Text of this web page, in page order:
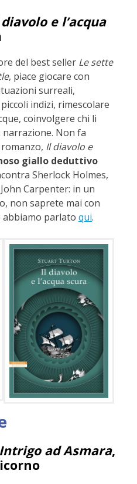
e l’acqua
del best seller Le sette
, piace giocare con
surreali,
indizi, rimescolare
coinvolgere chi li
Non fa
Il diavolo e
giallo deduttivo
Sherlock Holmes,
Carpenter: in un
non saprete mai con
abbiamo parlato qui.
Intrigo ad Asmara,